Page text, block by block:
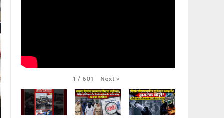
1 / 601 Next»